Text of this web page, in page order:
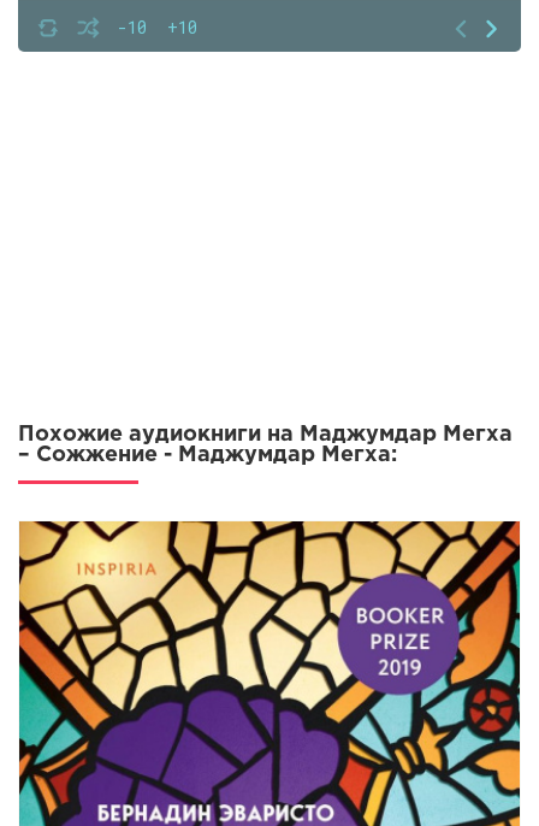
-10 +10
07
Похожие аудиокниги на Маджумдар Мегха
– Сожжение - Маджумдар Мегха: